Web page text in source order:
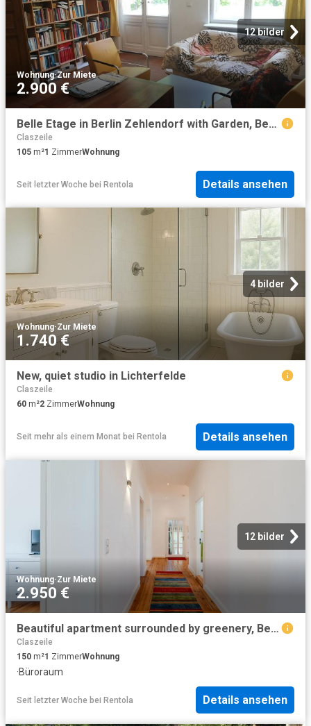
12 bilder
Wohnung·Zur Miete
2.900 €
Belle Etage in Berlin Zehlendorf with Garden, Berlin Amsterdam Apartments for Rent
Claszeile
105 m²1 ZimmerWohnung
Seit letzter Woche bei Rentola Details ansehen
4 bilder
Wohnung·Zur Miete
1.740 €
New, quiet studio in Lichterfelde
Claszeile
60 m²2 ZimmerWohnung
Seit mehr als einem Monat bei Rentola Details ansehen
12 bilder
Wohnung·Zur Miete
2.950 €
Beautiful apartment surrounded by greenery, Berlin Amsterdam Apartments for Rent
Claszeile
150 m²1 ZimmerWohnung
·Büroraum
Seit letzter Woche bei Rentola Details ansehen